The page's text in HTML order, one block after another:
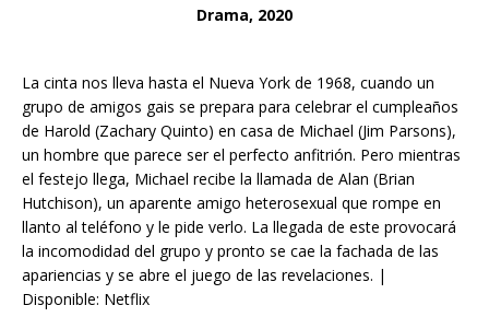
Drama, 2020
La cinta nos lleva hasta el Nueva York de 1968, cuando un
grupo de amigos gais se prepara para celebrar el cumpleaños
de Harold (Zachary Quinto) en casa de Michael (Jim Parsons),
un hombre que parece ser el perfecto anfitrión. Pero mientras
el festejo llega, Michael recibe la llamada de Alan (Brian
Hutchison), un aparente amigo heterosexual que rompe en
llanto al teléfono y le pide verlo. La llegada de este provocará
la incomodidad del grupo y pronto se cae la fachada de las
apariencias y se abre el juego de las revelaciones. |
Disponible: Netflix